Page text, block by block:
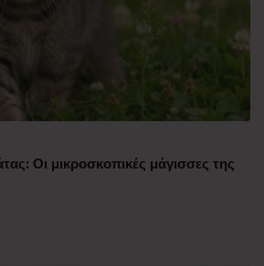
Οι μικροσκοπικές μάγισσες της